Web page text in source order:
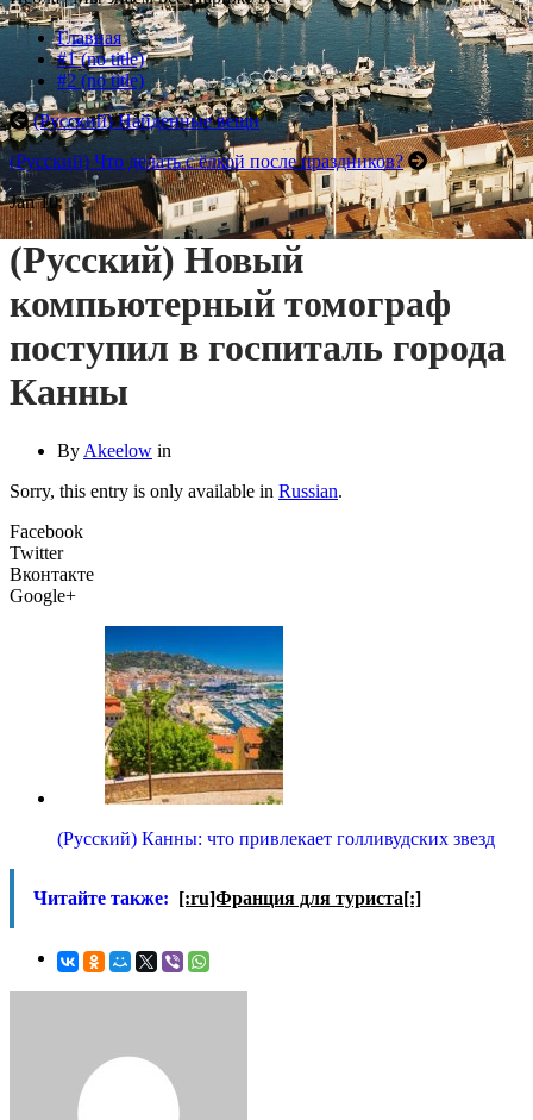
Главная
#1 (no title)
#2 (no title)
(Русский) Найденные вещи
(Русский) Что делать с ёлкой после праздников?
Jan 10
(Русский) Новый
компьютерный томограф
поступил в госпиталь города
Канны
By Akeelow in
Sorry, this entry is only available in Russian.
Facebook
Twitter
Вконтакте
Google+
(Русский) Канны: что привлекает голливудских звезд
Читайте также: [:ru]Франция для туриста[:]